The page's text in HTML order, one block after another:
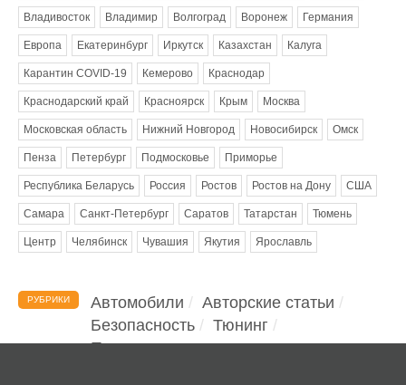
Владивосток Владимир Волгоград Воронеж Германия
Европа Екатеринбург Иркутск Казахстан Калуга
Карантин COVID-19 Кемерово Краснодар
Краснодарский край Красноярск Крым Москва
Московская область Нижний Новгород Новосибирск Омск
Пенза Петербург Подмосковье Приморье
Республика Беларусь Россия Ростов Ростов на Дону США
Самара Санкт-Петербург Саратов Татарстан Тюмень
Центр Челябинск Чувашия Якутия Ярославль
РУБРИКИ Автомобили
Авторские статьи
Безопасность
Тюнинг
Помощь водителю